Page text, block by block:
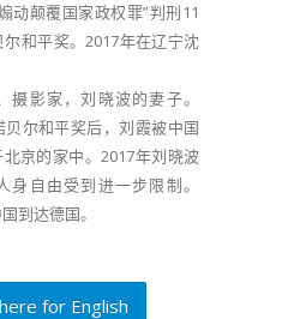
动颠覆国家政权罪”判刑11
和平奖。2017年在辽宁沈
摄影家，刘晓波的妻子。
贝尔和平奖后，刘霞被中国
京的家中。2017年刘晓波
身自由受到进一步限制。
到达德国。
for English